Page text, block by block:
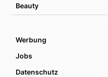
Beauty
Werbung
Jobs
Datenschutz